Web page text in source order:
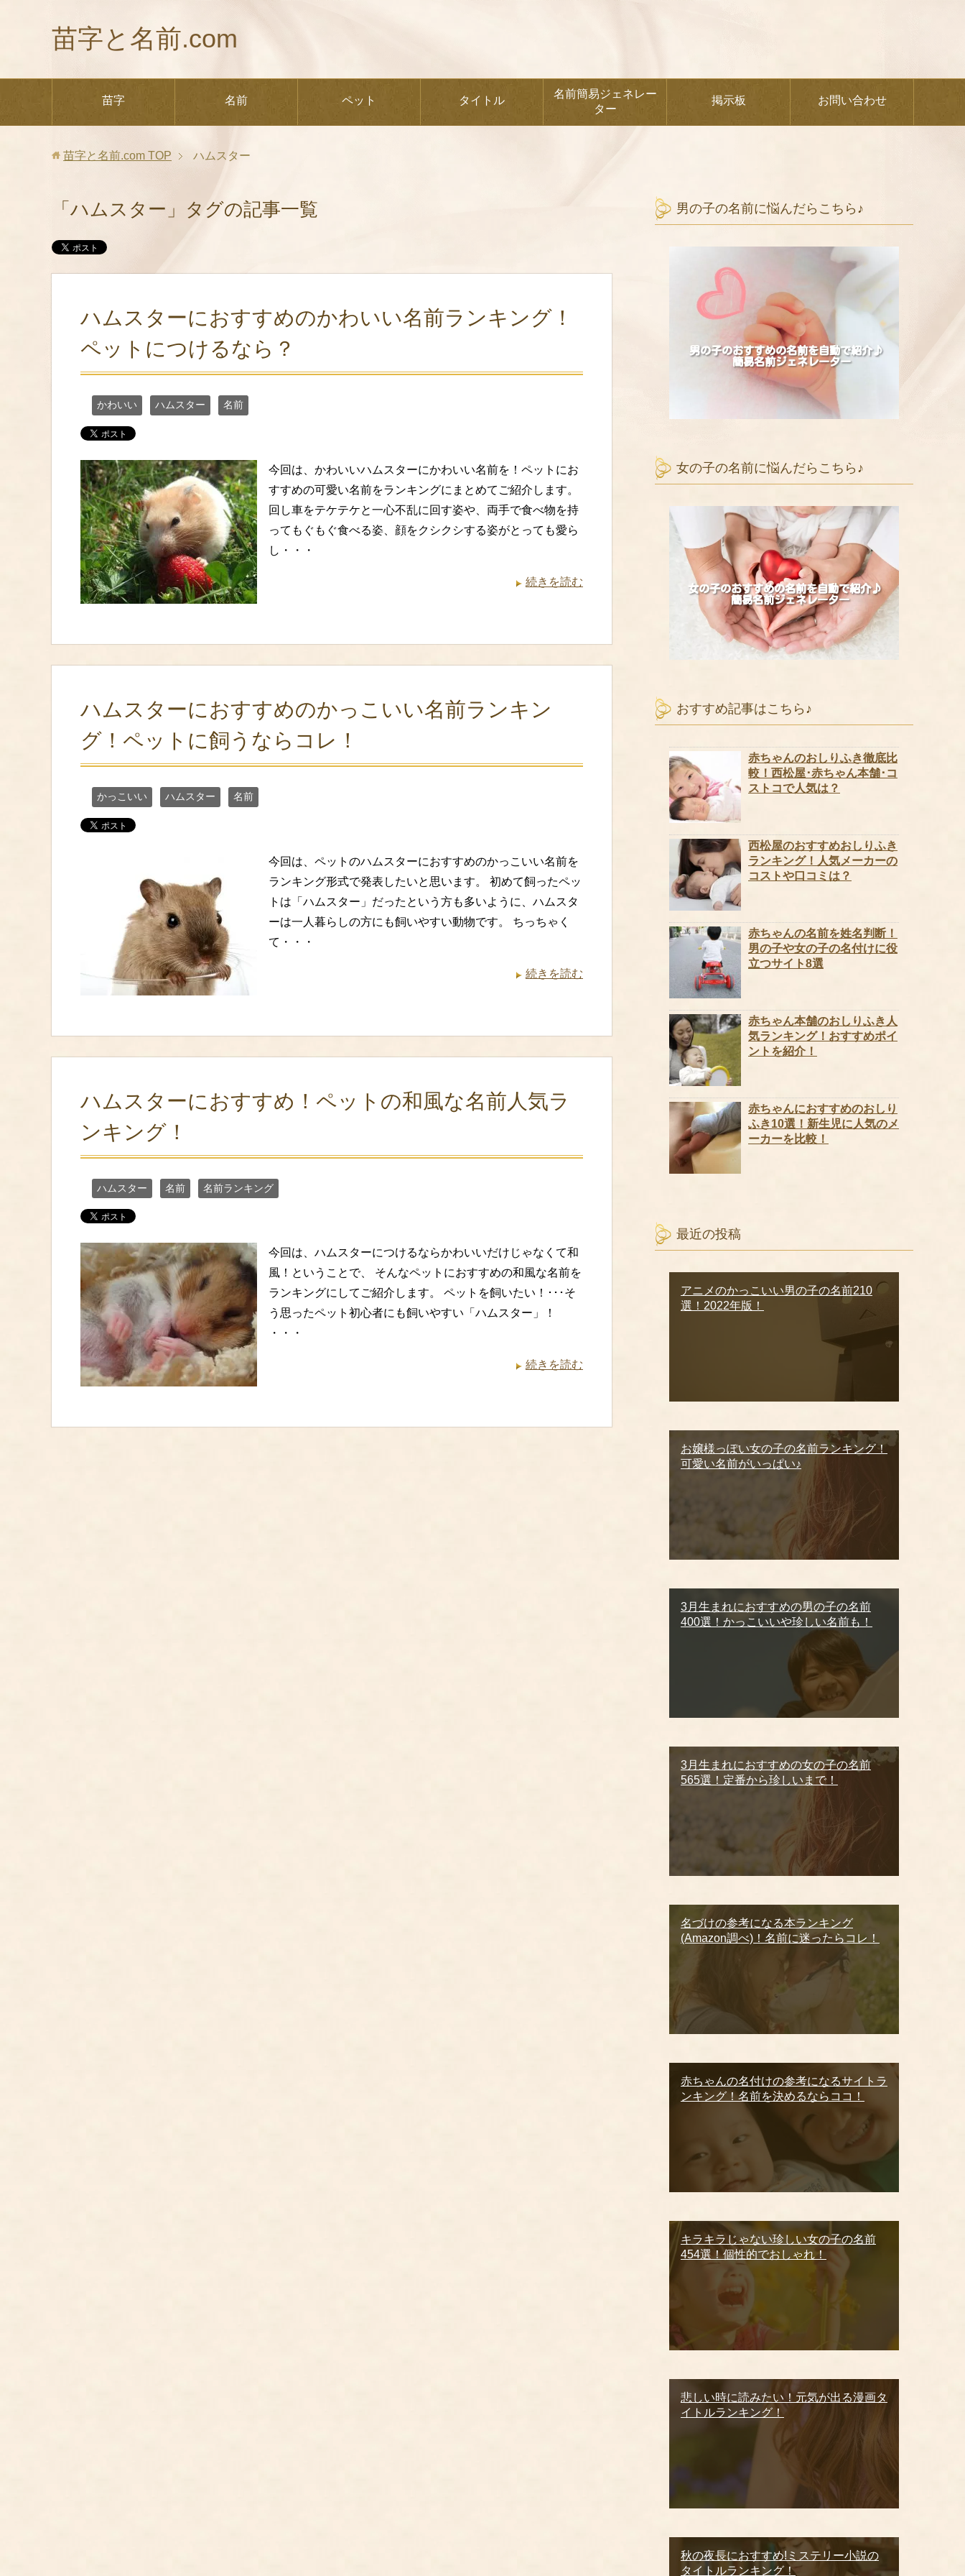
苗字と名前.com
苗字 名前 ペット タイトル
名前簡易ジェネレー
ター
掲示板 お問い合わせ
苗字と名前.com TOP ハムスター
「ハムスター」タグの記事一覧
ハムスターにおすすめのかわいい名前ランキング！
ペットにつけるなら？
かわいい ハムスター 名前
今回は、かわいいハムスターにかわいい名前を！ペットにお
すすめの可愛い名前をランキングにまとめてご紹介します。
回し車をテケテケと一心不乱に回す姿や、両手で食べ物を持
ってもぐもぐ食べる姿、顔をクシクシする姿がとっても愛ら
し・・・
続きを読む
ハムスターにおすすめのかっこいい名前ランキン
グ！ペットに飼うならコレ！
かっこいい ハムスター 名前
今回は、ペットのハムスターにおすすめのかっこいい名前を
ランキング形式で発表したいと思います。 初めて飼ったペッ
トは「ハムスター」だったという方も多いように、ハムスタ
ーは一人暮らしの方にも飼いやすい動物です。 ちっちゃく
て・・・
続きを読む
ハムスターにおすすめ！ペットの和風な名前人気ラ
ンキング！
ハムスター 名前 名前ランキング
今回は、ハムスターにつけるならかわいいだけじゃなくて和
風！ということで、 そんなペットにおすすめの和風な名前を
ランキングにしてご紹介します。 ペットを飼いたい！･･･そ
う思ったペット初心者にも飼いやすい「ハムスター」！
・・・
続きを読む
男の子の名前に悩んだらこちら♪
女の子の名前に悩んだらこちら♪
おすすめ記事はこちら♪
赤ちゃんのおしりふき徹底比
較！西松屋･赤ちゃん本舗･コ
ストコで人気は？
西松屋のおすすめおしりふき
ランキング！人気メーカーの
コストや口コミは？
赤ちゃんの名前を姓名判断！
男の子や女の子の名付けに役
立つサイト8選
赤ちゃん本舗のおしりふき人
気ランキング！おすすめポイ
ントを紹介！
赤ちゃんにおすすめのおしり
ふき10選！新生児に人気のメ
ーカーを比較！
最近の投稿
アニメのかっこいい男の子の名前210
選！2022年版！
お嬢様っぽい女の子の名前ランキング！
可愛い名前がいっぱい♪
3月生まれにおすすめの男の子の名前
400選！かっこいいや珍しい名前も！
3月生まれにおすすめの女の子の名前
565選！定番から珍しいまで！
名づけの参考になる本ランキング
(Amazon調べ)！名前に迷ったらコレ！
赤ちゃんの名付けの参考になるサイトラ
ンキング！名前を決めるならココ！
キラキラじゃない珍しい女の子の名前
454選！個性的でおしゃれ！
悲しい時に読みたい！元気が出る漫画タ
イトルランキング！
秋の夜長におすすめ!ミステリー小説の
タイトルランキング！